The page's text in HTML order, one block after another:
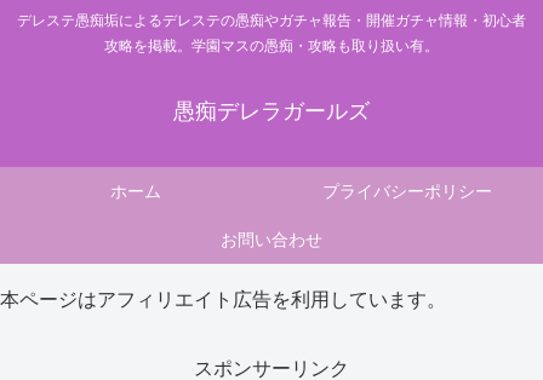
デレステ愚痴垢によるデレステの愚痴やガチャ報告・開催ガチャ情報・初心者
攻略を掲載。学園マスの愚痴・攻略も取り扱い有。
愚痴デレラガールズ
ホーム プライバシーポリシー
お問い合わせ
本ページはアフィリエイト広告を利用しています。
スポンサーリンク